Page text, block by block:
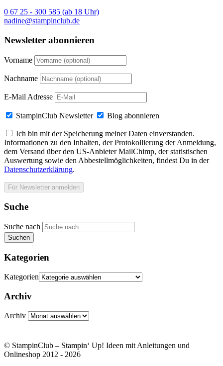
0 67 25 - 300 585 (ab 18 Uhr)
nadine@stampinclub.de
Newsletter abonnieren
Vorname
Nachname
E-Mail Adresse
StampinClub Newsletter Blog abonnieren
Ich bin mit der Speicherung meiner Daten einverstanden.
Informationen zu den Inhalten, der Protokollierung der Anmeldung,
dem Versand über den US-Anbieter MailChimp, der statistischen
Auswertung sowie den Abbestellmöglichkeiten, findest Du in der
Datenschutzerklärung.
Suche
Suche nach
Suchen
Kategorien
Kategorien
Archiv
Archiv
© StampinClub – Stampin‘ Up! Ideen mit Anleitungen und
Onlineshop 2012 - 2026